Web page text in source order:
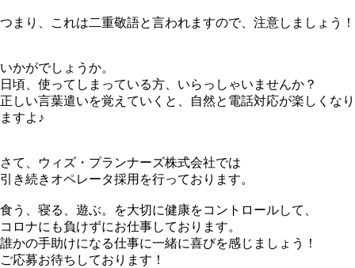
つまり、これは二重敬語と言われますので、注意しましょう！
いかがでしょうか。
日頃、使ってしまっている方、いらっしゃいませんか？
正しい言葉遣いを覚えていくと、自然と電話対応が楽しくなり
ますよ♪
さて、ウィズ・プランナーズ株式会社では
引き続きオペレータ採用を行っております。
食う、寝る、遊ぶ。を大切に健康をコントロールして、
コロナにも負けずにお仕事しております。
誰かの手助けになる仕事に一緒に喜びを感じましょう！
ご応募お待ちしております！